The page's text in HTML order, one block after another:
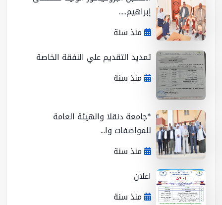
إبراهيم.....
منذ سنة
تمديد التقديم علي النفقة الخاصة
منذ سنة
*جامعة دنقلا والهيئة العامة
للمواصفات وا...
منذ سنة
اعلان
منذ سنة